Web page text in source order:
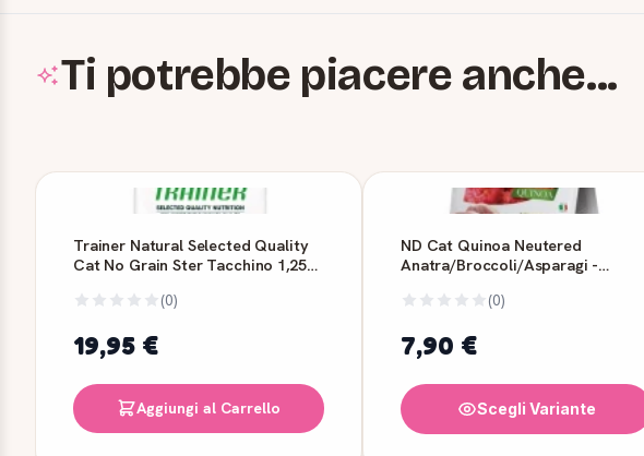
Ti potrebbe piacere anche...
Trainer Natural Selected Quality
Cat No Grain Ster Tacchino 1,25
(0)
19,95 €
Aggiungi al Carrello
ND Cat Quinoa Neutered
Anatra/Broccoli/Asparagi -
(0)
7,90 €
Scegli Variante